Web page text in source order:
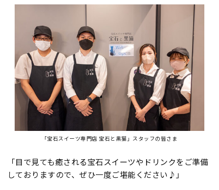
「宝石スイーツ専門店 宝石と黒猫」スタッフの皆さま
「目で見ても癒される宝石スイーツやドリンクをご準備
しておりますので、ぜひ一度ご堪能ください♪」